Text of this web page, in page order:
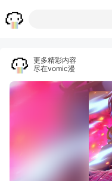
更多精彩内容
尽在vomic漫